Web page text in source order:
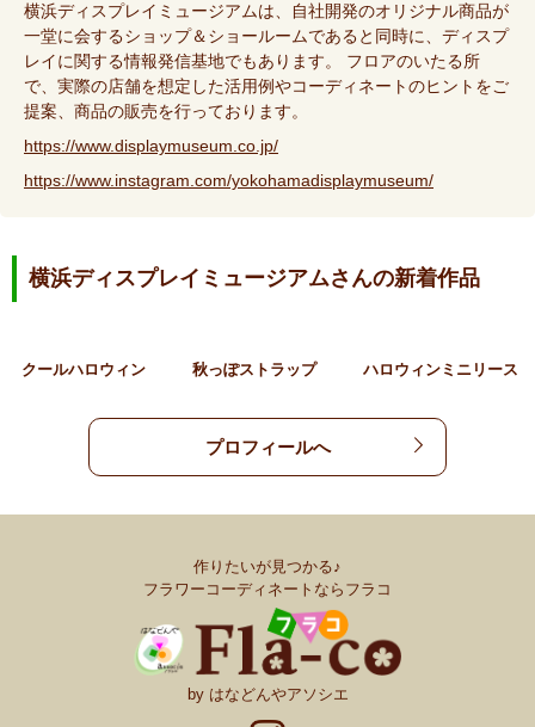
横浜ディスプレイミュージアムは、自社開発のオリジナル商品が
一堂に会するショップ＆ショールームであると同時に、ディスプ
レイに関する情報発信基地でもあります。 フロアのいたる所
で、実際の店舗を想定した活用例やコーディネートのヒントをご
提案、商品の販売を行っております。
https://www.displaymuseum.co.jp/
https://www.instagram.com/yokohamadisplaymuseum/
横浜ディスプレイミュージアムさんの新着作品
クールハロウィン 秋っぽストラップ ハロウィンミニリース
プロフィールへ
作りたいが見つかる♪
フラワーコーディネートならフラコ
by はなどんやアソシエ